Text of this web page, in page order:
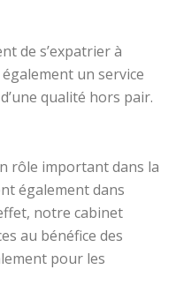
de s’expatrier à
un service
qualité hors pair.
rôle important dans la
également dans
notre cabinet
au bénéfice des
pour les